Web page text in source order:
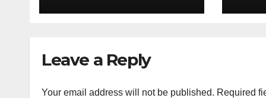
Leave a Reply
Your email address will not be published. Required